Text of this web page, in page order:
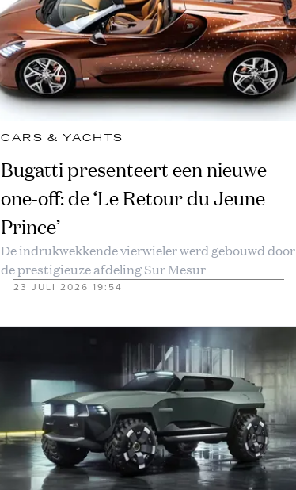
CARS & YACHTS
Bugatti presenteert een nieuwe
one-off: de ‘Le Retour du Jeune
Prince’
De indrukwekkende vierwieler werd gebouwd door
de prestigieuze afdeling Sur Mesur
23 JULI 2026 19:54